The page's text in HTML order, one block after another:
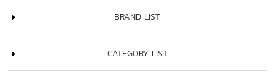
BRAND LIST
CATEGORY LIST